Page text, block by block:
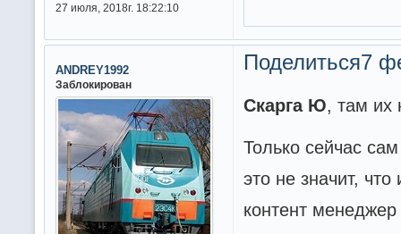
27 июля, 2018г. 18:22:10
Поделиться7
ANDREY1992
Заблокирован
Скарга Ю, там их
Только сейчас
это не значит,
контент